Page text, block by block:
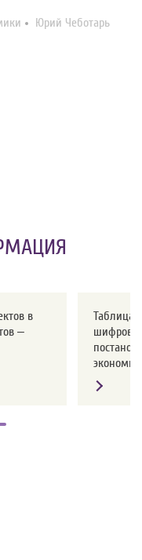
Юрий Чеботарь
в
–
Таблица
шифров